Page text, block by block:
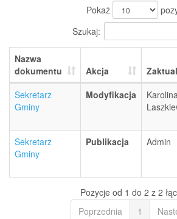
Pokaż
Szukaj:
Nazwa
dokumentu
Akcja
Sekretarz
Gminy
Modyfikacja
Sekretarz
Gminy
Publikacja Admin
Pozycje od 1 do 2 z 2
Poprzednia
1